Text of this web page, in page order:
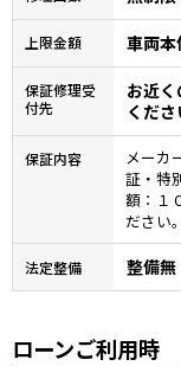
上限金額 車両本
保証修理受
付先
お近
くださ
保証内容
メーカ
証・特
額：１
ださい
法定整備 整備無
ローンご利用時